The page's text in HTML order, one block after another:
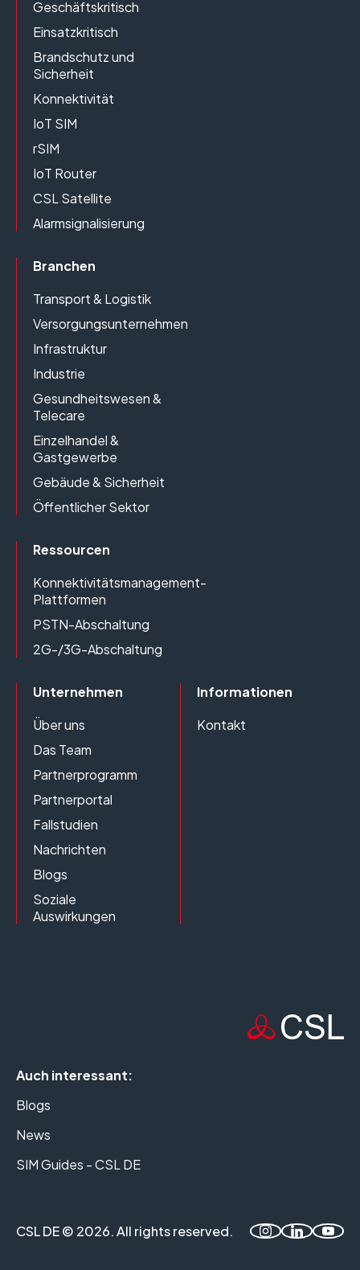
Geschäftskritisch
Einsatzkritisch
Brandschutz und
Sicherheit
Konnektivität
IoT SIM
rSIM
IoT Router
CSL Satellite
Alarmsignalisierung
Branchen
Transport & Logistik
Versorgungsunternehmen
Infrastruktur
Industrie
Gesundheitswesen &
Telecare
Einzelhandel &
Gastgewerbe
Gebäude & Sicherheit
Öffentlicher Sektor
Ressourcen
Konnektivitätsmanagement-
Plattformen
PSTN-Abschaltung
2G-/3G-Abschaltung
Unternehmen
Über uns
Das Team
Partnerprogramm
Partnerportal
Fallstudien
Nachrichten
Blogs
Soziale
Auswirkungen
Informationen
Kontakt
Auch interessant:
Blogs
News
SIM Guides - CSL DE
CSL DE © 2026. All rights reserved.